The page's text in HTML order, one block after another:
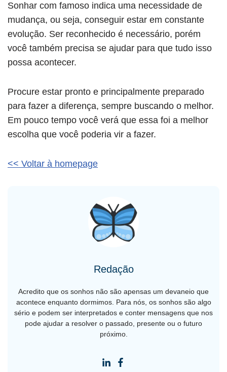
Sonhar com famoso indica uma necessidade de
mudança, ou seja, conseguir estar em constante
evolução. Ser reconhecido é necessário, porém
você também precisa se ajudar para que tudo isso
possa acontecer.
Procure estar pronto e principalmente preparado
para fazer a diferença, sempre buscando o melhor.
Em pouco tempo você verá que essa foi a melhor
escolha que você poderia vir a fazer.
<< Voltar à homepage
Redação
Acredito que os sonhos não são apensas um devaneio que
acontece enquanto dormimos. Para nós, os sonhos são algo
sério e podem ser interpretados e conter mensagens que nos
pode ajudar a resolver o passado, presente ou o futuro
próximo.